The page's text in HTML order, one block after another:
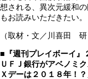
想される、異次元緩和
もお読みいただきたい。
（取材・文／川喜田 研
■『週刊プレイボーイ』
ＵＦＪ銀行がアベノミ
Ｘデーは２０１８年！